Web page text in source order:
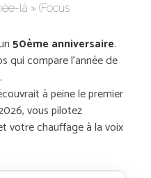
là » (Focus
50ème anniversaire.
qui compare l’année de
à peine le premier
vous pilotez
votre chauffage à la voix